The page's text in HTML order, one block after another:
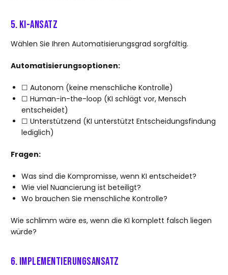
5. KI-Ansatz
Wählen Sie Ihren Automatisierungsgrad sorgfältig.
Automatisierungsoptionen:
☐ Autonom (keine menschliche Kontrolle)
☐ Human-in-the-loop (KI schlägt vor, Mensch
entscheidet)
☐ Unterstützend (KI unterstützt Entscheidungsfindung
lediglich)
Fragen:
Was sind die Kompromisse, wenn KI entscheidet?
Wie viel Nuancierung ist beteiligt?
Wo brauchen Sie menschliche Kontrolle?
Wie schlimm wäre es, wenn die KI komplett falsch liegen
würde?
6. Implementierungsansatz